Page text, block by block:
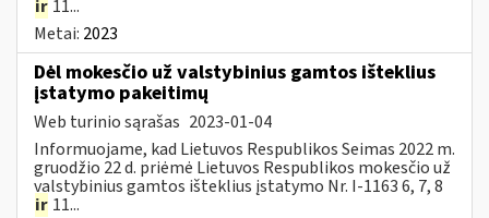
ir 11...
Metai: 2023
Dėl mokesčio už valstybinius gamtos išteklius
įstatymo pakeitimų
Web turinio sąrašas 2023-01-04
Informuojame, kad Lietuvos Respublikos Seimas 2022 m.
gruodžio 22 d. priėmė Lietuvos Respublikos mokesčio už
valstybinius gamtos išteklius įstatymo Nr. I-1163 6, 7, 8
ir 11...